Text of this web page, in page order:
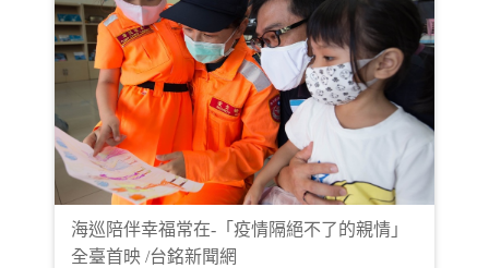
海巡陪伴幸福常在-「疫情隔絕不了的親情」
全臺首映 /台銘新聞網